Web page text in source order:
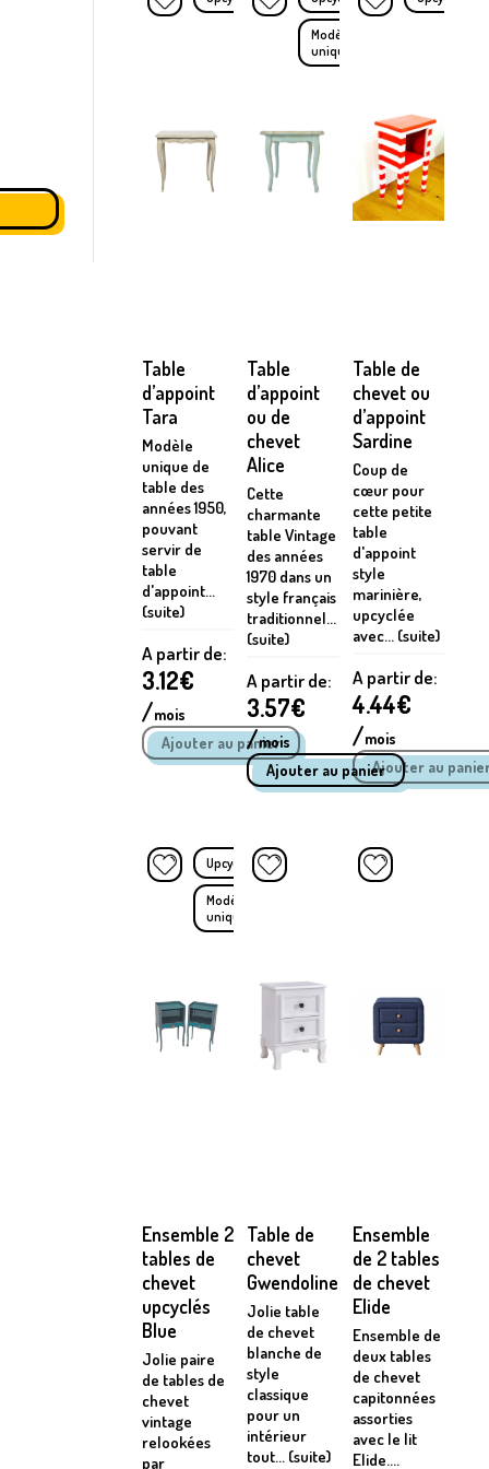
Table
d’appoint
Tara
Modèle
unique de
table des
années 1950,
pouvant
servir de
table
d'appoint...
(suite)
A partir de:
3.12€
/mois
Modèle
unique
Table
d’appoint
ou de
chevet
Alice
Cette
charmante
table Vintage
des années
1970 dans un
style français
traditionnel...
(suite)
A partir de:
3.57€
/mois
Table de
chevet ou
d’appoint
Sardine
Coup de
cœur pour
cette petite
table
d'appoint
style
marinière,
upcyclée
avec... (suite)
A partir de:
4.44€
/mois
Upcyclé
Modèle
unique
Ensemble 2
tables de
chevet
upcyclés
Blue
Jolie paire
de tables de
chevet
vintage
relookées
par
Table de
chevet
Gwendoline
Jolie table
de chevet
blanche de
style
classique
pour un
intérieur
tout... (suite)
Ensemble
de 2 tables
de chevet
Elide
Ensemble de
deux tables
de chevet
capitonnées
assorties
avec le lit
Elide....